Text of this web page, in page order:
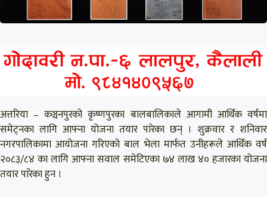
अत्तरिया – कञ्चनपुरको कृष्णपुरका बालबालिकाले आगामी आर्थिक वर्षमा
समेट्नका लागि आफ्ना योजना तयार पारेका छन् । शुक्रवार र शनिवार
नगरपालिकामा आयोजना गरिएको बाल भेला मार्फत उनीहरूले आर्थिक वर्ष
२०८३/८४ का लागि आफ्ना सवाल समेटिएका ७४ लाख ४० हजारका योजना
तयार पारेका हुन ।